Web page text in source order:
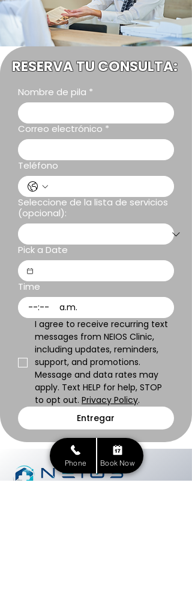
RESERVA TU CONSULTA:
Nombre de pila *
Correo electrónico *
Teléfono
Seleccione de la lista de servicios
(opcional):
Pick a Date
Time
:
a.m.
I agree to receive recurring text
messages from NEIOS Clinic,
including updates, reminders,
support, and promotions.
Message and data rates may
apply. Text HELP for help, STOP
to opt out. Privacy Policy.
Entregar
Phone Book Now